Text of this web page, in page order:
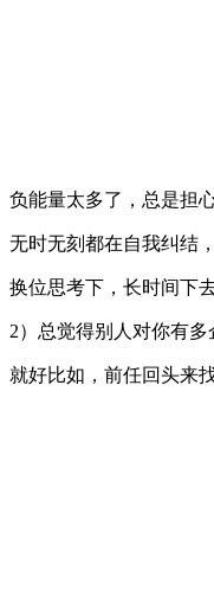
负能量太多了，总是担
无时无刻都在自我纠结
换位思考下，长时间下
2）总觉得别人对你有多
就好比如，前任回头来